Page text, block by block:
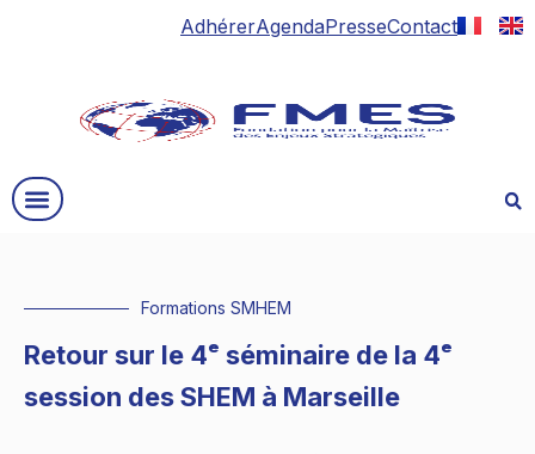
AdhérerAgendaPresseContact
Formations SMHEM
Retour sur le 4ᵉ séminaire de la 4ᵉ
session des SHEM à Marseille